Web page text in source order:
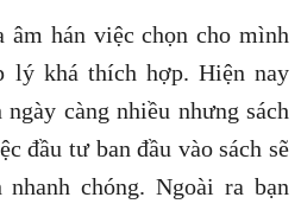
âm hán việc chọn cho mình
lý khá thích hợp. Hiện nay
càng nhiều nhưng sách
đầu tư ban đầu vào sách sẽ
chóng. Ngoài ra bạn